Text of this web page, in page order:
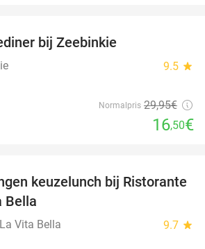
bij Zeebinkie
9.5 star
Normalpris 29,95€
16,50€
41%
keuzelunch bij Ristorante
Bella
Vita Bella 9.7 star